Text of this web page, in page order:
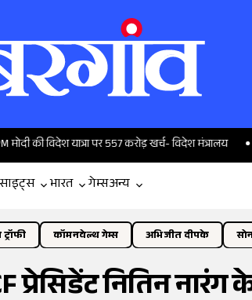
यात्रा पर 557 करोड़ खर्च- विदेश मंत्रालय
भारत गेम्सअन्य
कॉमनवेल्थ गेम्स अभिजीत दीपके
नितिन नारंग